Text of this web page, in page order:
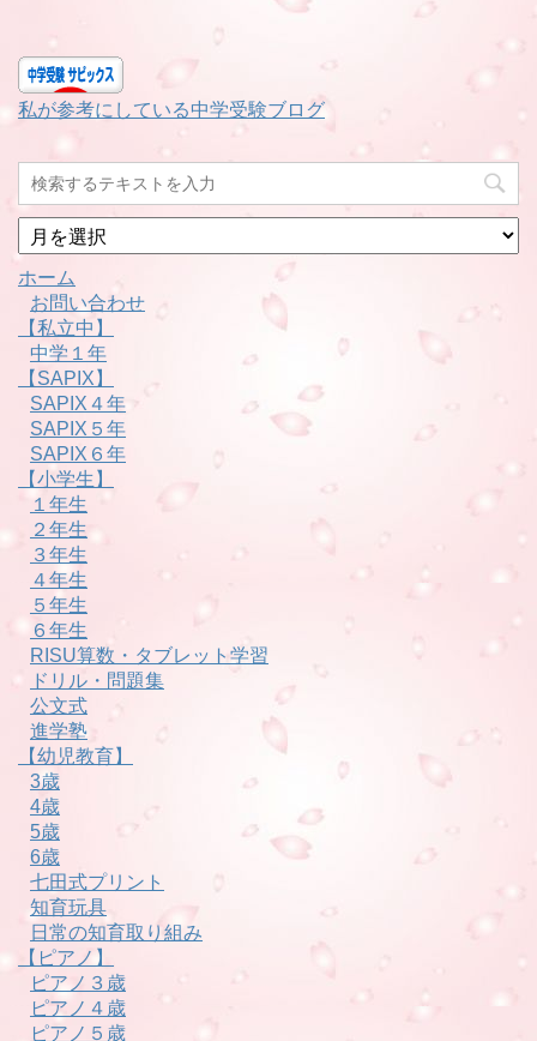
私が参考にしている中学受験ブログ
月
別
ホーム
お問い合わせ
【私立中】
中学１年
【SAPIX】
SAPIX４年
SAPIX５年
SAPIX６年
【小学生】
１年生
２年生
３年生
４年生
５年生
６年生
RISU算数・タブレット学習
ドリル・問題集
公文式
進学塾
【幼児教育】
3歳
4歳
5歳
6歳
七田式プリント
知育玩具
日常の知育取り組み
【ピアノ】
ピアノ３歳
ピアノ４歳
ピアノ５歳